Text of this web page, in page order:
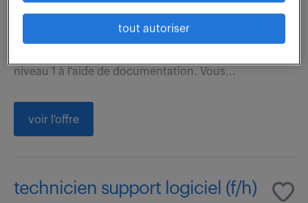
Rattaché(e) au service support, vous êtes en charge
du support logiciel et réseaux, vous avez pour
niveau 1 à l'aide de documentation. Vous...
voir l'offre
technicien support logiciel (f/h)
tout autoriser